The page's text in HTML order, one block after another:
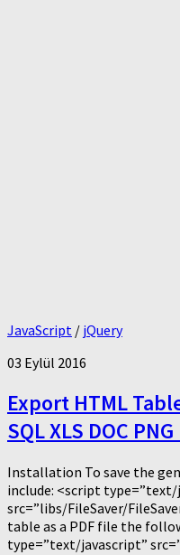
JavaScript / jQuery
03 Eylül 2016
Export HTML
SQL XLS DOC PNG
Installation To save the
include: <script
src=”libs/FileSaver/
table as a PDF file the
type=”text/javascript”